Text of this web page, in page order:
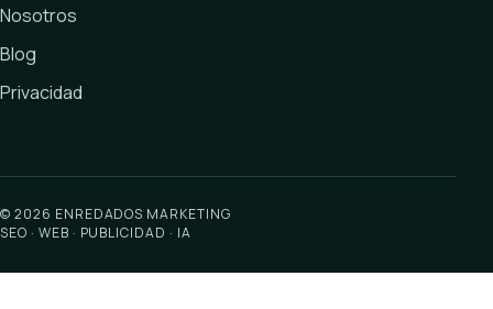
Nosotros
Blog
Privacidad
© 2026 ENREDADOS MARKETING
SEO · WEB · PUBLICIDAD · IA